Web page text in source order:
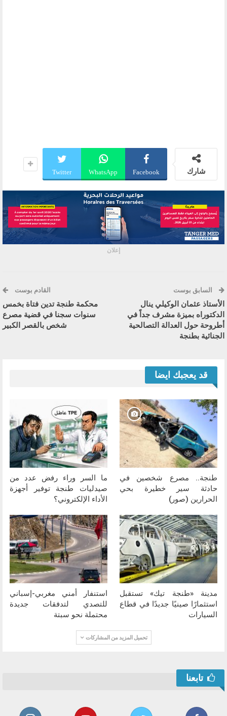
شارك Facebook
WhatsApp
Twitter
إعلان
السابق بوست
الأستاذ عثمان الوكيلي ينال
الدكتوراه بميزة مشرف جداً في
أطروحة حول العدالة التصالحية
الجنائية بطنجة
القادم بوست
محكمة طنجة تدين فتاة بخمس
سنوات سجنا في قضية مصرع
شخص بالقصر الكبير
قد يعجبك ايضا
طنجة.. مصرع شخصين في
حادثة سير خطيرة بحي
الحرارين (صور)
ما السر وراء رفض عدد من
صيدليات طنجة توفير أجهزة
الأداء الإلكتروني؟
مدينة «طنجة تيك» تستقبل
استثمارًا صينيًا جديدًا في قطاع
السيارات
استنفار أمني مغربي-إسباني
للتصدي لتدفقات جديدة
محتملة نحو سبتة
تحميل المزيد من المشاركات
تابعنا